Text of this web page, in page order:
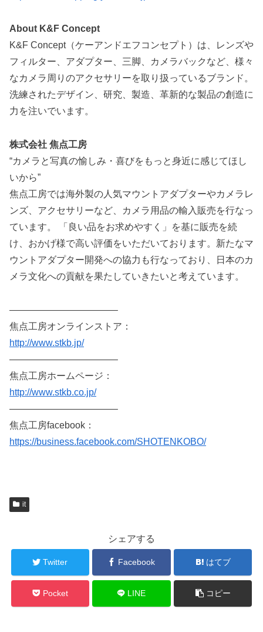
About K&F Concept
K&F Concept（ケーアンドエフコンセプト）は、レンズや
フィルター、アダプター、三脚、カメラバックなど、様々
なカメラ周りのアクセサリーを取り扱っているブランド。
洗練されたデザイン、研究、製造、革新的な製品の創造に
力を注いでいます。
株式会社 焦点工房
“カメラと写真の愉しみ・喜びをもっと身近に感じてほし
いから”
焦点工房では海外製の人気マウントアダプターやカメラレ
ンズ、アクセサリーなど、カメラ用品の輸入販売を行なっ
ています。 「良い品をお求めやすく」を基に販売を続
け、おかげ様で高い評価をいただいております。新たなマ
ウントアダプター開発への協力も行なっており、日本のカ
メラ文化への貢献を果たしていきたいと考えています。
———————————–
焦点工房オンラインストア：
http://www.stkb.jp/
———————————–
焦点工房ホームページ：
http://www.stkb.co.jp/
———————————–
焦点工房facebook：
https://business.facebook.com/SHOTENKOBO/
it
シェアする
Twitter Facebook はてブ
Pocket LINE コピー